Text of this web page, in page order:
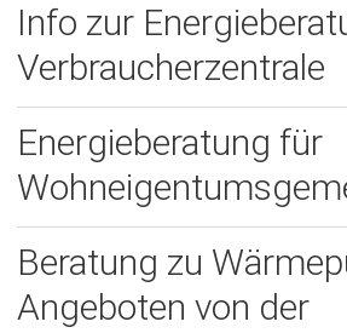
Info zur
Verbraucherzentrale
Energieberatung für
Beratung zu
Angeboten von der